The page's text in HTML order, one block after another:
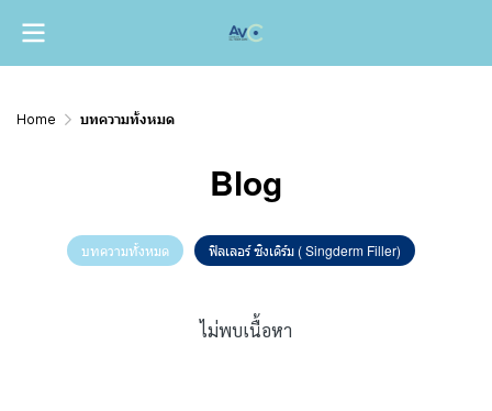
Home บทความทั้งหมด
Blog
บทความทั้งหมด ฟิลเลอร์ ซิงเดิร์ม ( Singderm Filler)
ไม่พบเนื้อหา